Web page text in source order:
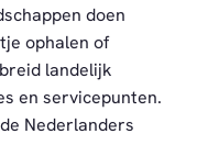
doen
ophalen of
landelijk
en servicepunten.
Nederlanders